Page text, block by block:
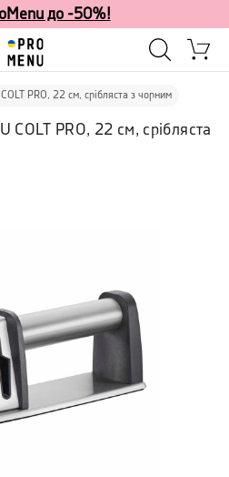
до -50%!
PRO, 22 см, срібляста з чорним
COLT PRO, 22 см, срібляста